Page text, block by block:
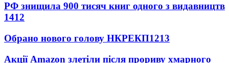
РФ знищила 900 тисяч книг одного з видавництв
1412
Обрано нового голову НКРЕКП1213
Акції Amazon злетіли після прориву хмарного